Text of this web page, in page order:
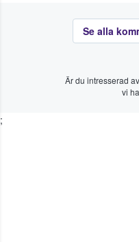
Se alla
Är du intresserad
vi
;